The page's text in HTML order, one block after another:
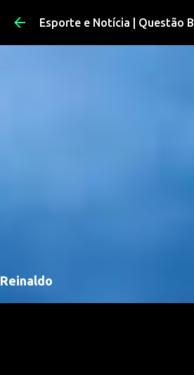
Pular para o conteúdo
Esporte e Notícia | Questão
Reinaldo